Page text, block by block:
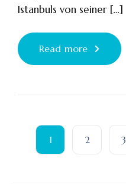
Istanbuls von seiner […]
Read more
1 2 3